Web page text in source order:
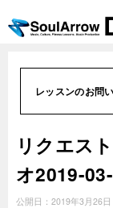
レッスンのお問
リクエス
オ2019-
公開日： 2019年3月26日